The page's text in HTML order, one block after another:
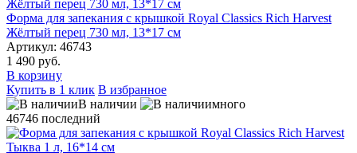
Форма для запекания с крышкой Royal Classics Rich Harvest
Жёлтый перец 730 мл, 13*17 см
Артикул: 46743
1 490 руб.
В корзину
Купить в 1 клик В избранное
В наличии
много
46746 последний